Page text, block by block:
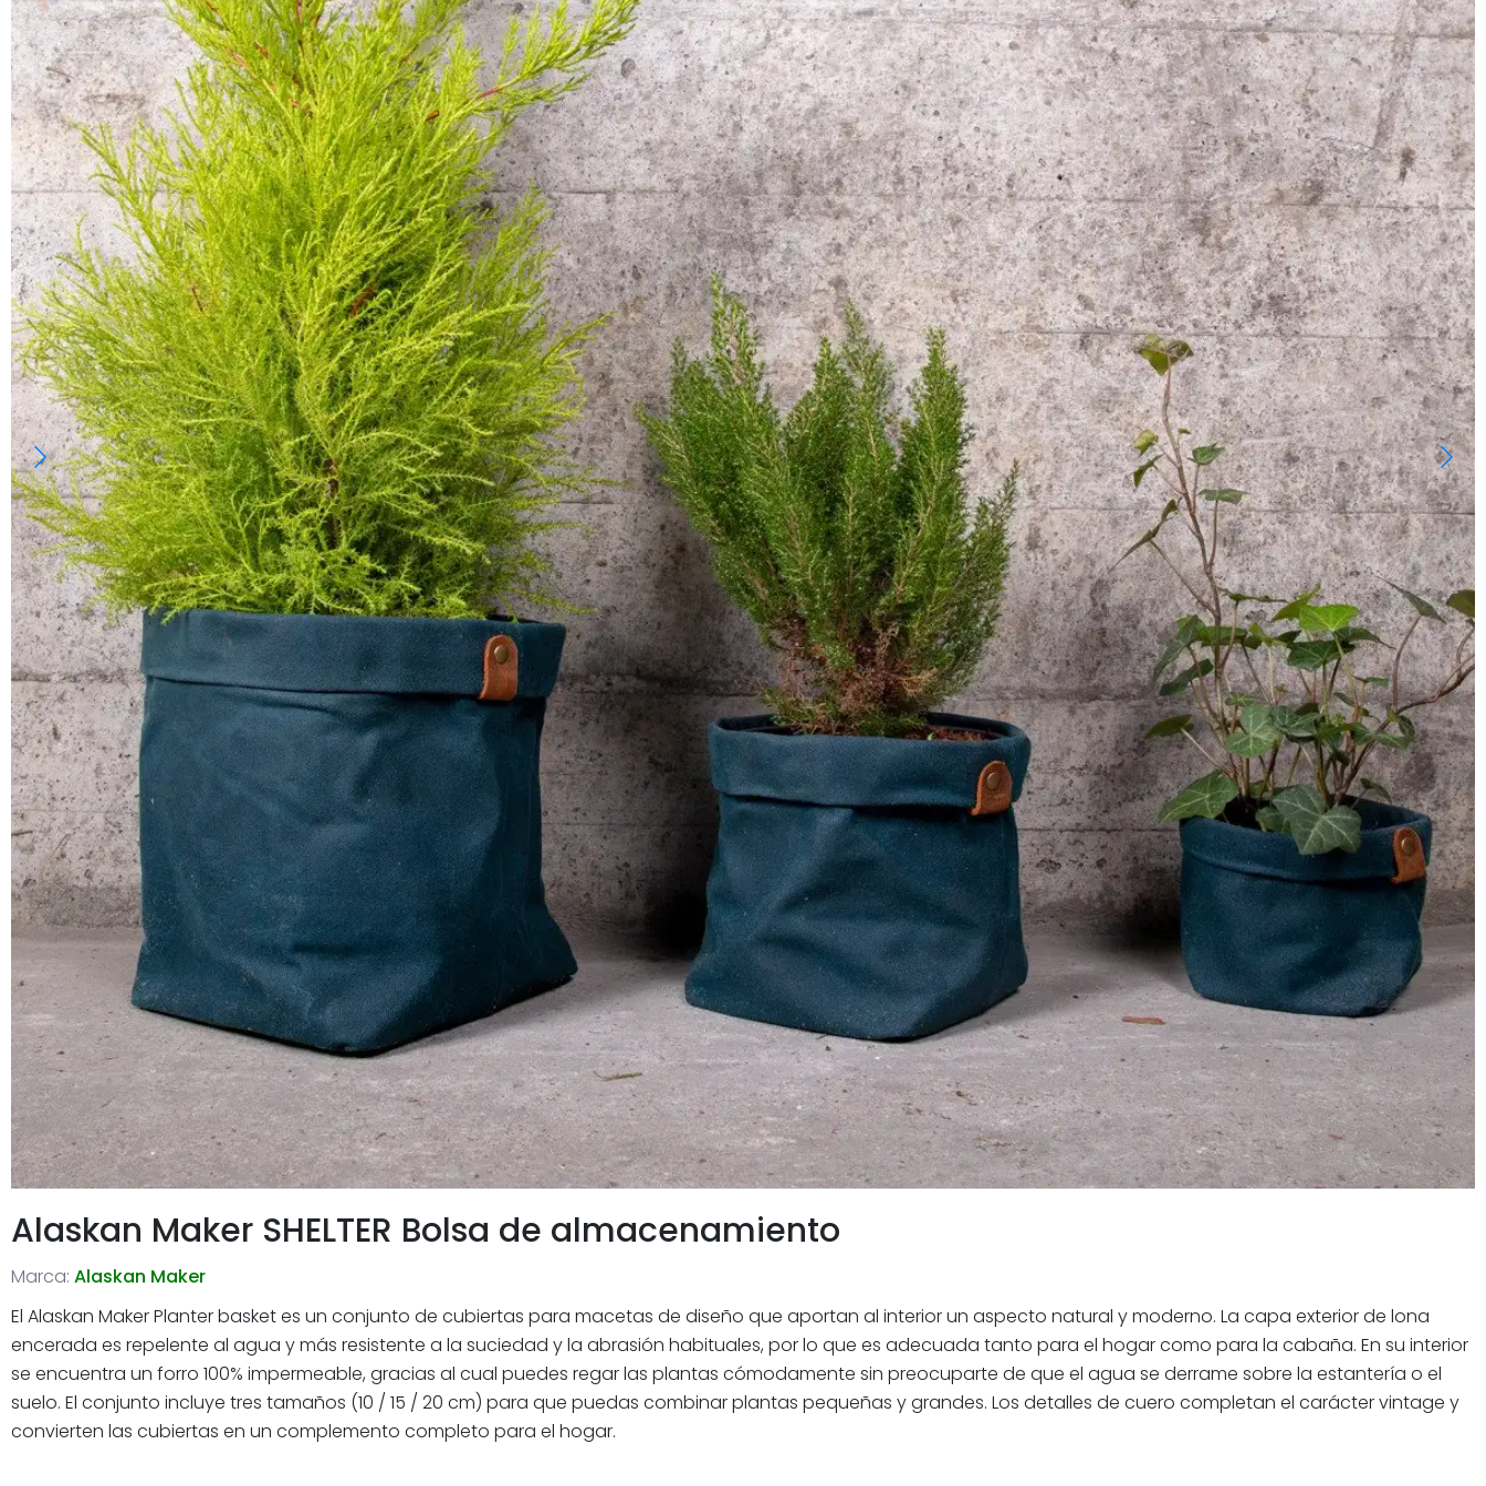
Alaskan Maker SHELTER Bolsa de almacenamiento
Marca: Alaskan Maker
El Alaskan Maker Planter basket es un conjunto de cubiertas para macetas de diseño que aportan al interior un aspecto natural y moderno. La capa exterior de lona
encerada es repelente al agua y más resistente a la suciedad y la abrasión habituales, por lo que es adecuada tanto para el hogar como para la cabaña. En su interior
se encuentra un forro 100% impermeable, gracias al cual puedes regar las plantas cómodamente sin preocuparte de que el agua se derrame sobre la estantería o el
suelo. El conjunto incluye tres tamaños (10 / 15 / 20 cm) para que puedas combinar plantas pequeñas y grandes. Los detalles de cuero completan el carácter vintage y
convierten las cubiertas en un complemento completo para el hogar.